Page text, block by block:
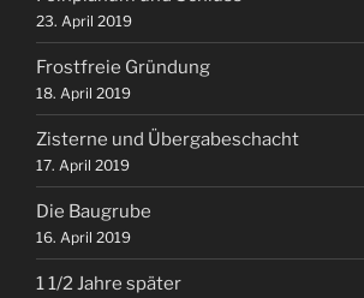
23. April 2019
Frostfreie Gründung
18. April 2019
Zisterne und Übergabeschacht
17. April 2019
Die Baugrube
16. April 2019
1 1/2 Jahre später